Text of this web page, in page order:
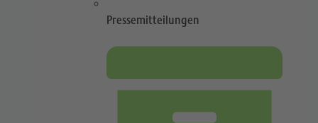
Pressemitteilungen